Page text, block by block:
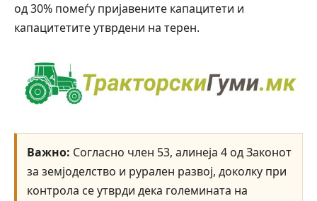
од 30% помеѓу пријавените капацитети и
капацитетите утврдени на терен.
Важно: Согласно член 53, алинеја 4 од Законот
за земјоделство и рурален развој, доколку при
контрола се утврди дека големината на